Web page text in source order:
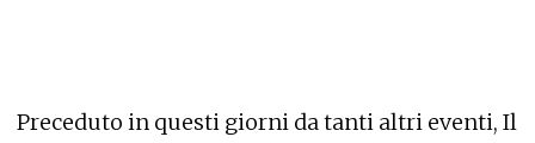
Preceduto in questi giorni da tanti altri eventi, Il